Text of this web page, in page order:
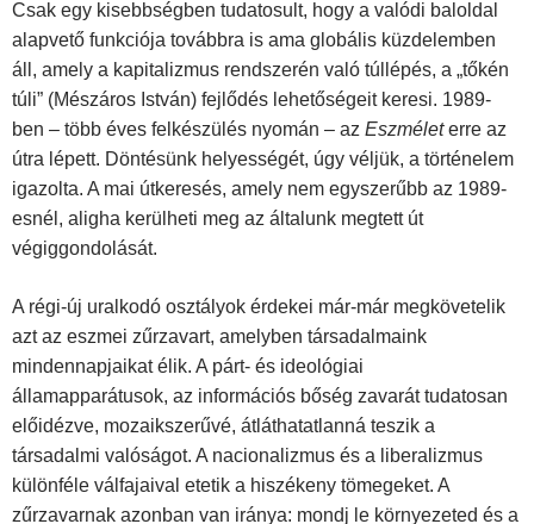
Csak egy kisebbségben tudatosult, hogy a valódi baloldal
alapvető funkciója továbbra is ama globális küzdelemben
áll, amely a kapitalizmus rendszerén való túllépés, a „tőkén
túli” (Mészáros István) fejlődés lehetőségeit keresi. 1989-
ben – több éves felkészülés nyomán – az Eszméleterre az
útra lépett. Döntésünk helyességét, úgy véljük, a történelem
igazolta. A mai útkeresés, amely nem egyszerűbb az 1989-
esnél, aligha kerülheti meg az általunk megtett út
végiggondolását.
A régi-új uralkodó osztályok érdekei már-már megkövetelik
azt az eszmei zűrzavart, amelyben társadalmaink
mindennapjaikat élik. A párt- és ideológiai
államapparátusok, az információs bőség zavarát tudatosan
előidézve, mozaikszerűvé, átláthatatlanná teszik a
társadalmi valóságot. A nacionalizmus és a liberalizmus
különféle válfajaival etetik a hiszékeny tömegeket. A
zűrzavarnak azonban van iránya: mondj le környezeted és a